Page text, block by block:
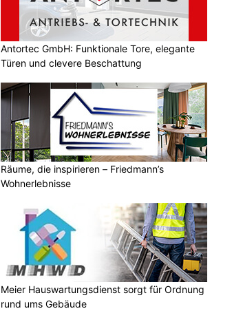
Antortec GmbH: Funktionale Tore, elegante
Türen und clevere Beschattung
Räume, die inspirieren – Friedmann’s
Wohnerlebnisse
Meier Hauswartungsdienst sorgt für Ordnung
rund ums Gebäude